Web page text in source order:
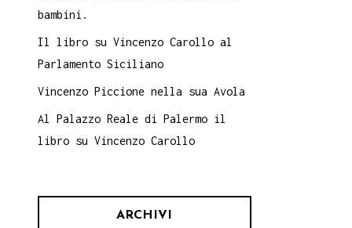
bambini.
Il libro su Vincenzo Carollo al
Parlamento Siciliano
Vincenzo Piccione nella sua Avola
Al Palazzo Reale di Palermo il
libro su Vincenzo Carollo
ARCHIVI